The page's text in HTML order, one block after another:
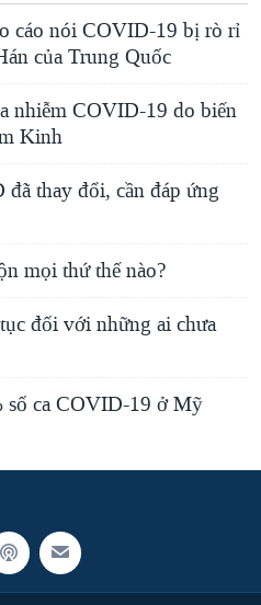
cáo nói COVID-19 bị rò rỉ
của Trung Quốc
nhiễm COVID-19 do biến
Kinh
thay đổi, cần đáp ứng
mọi thứ thế nào?
đối với những ai chưa
số ca COVID-19 ở Mỹ